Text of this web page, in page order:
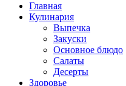
Главная
Кулинария
Выпечка
Закуски
Основное блюдо
Салаты
Десерты
Здоровье